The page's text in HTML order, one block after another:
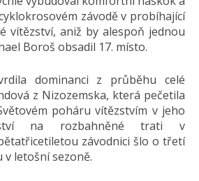
závodě v probíhající
vítězství, aniž by alespoň jednou
Boroš obsadil 17. místo.
dominanci z průběhu celé
z Nizozemska, která pečetila
poháru vítězstvím v jeho
na rozbahněné trati v
závodnici šlo o třetí
letošní sezoně.